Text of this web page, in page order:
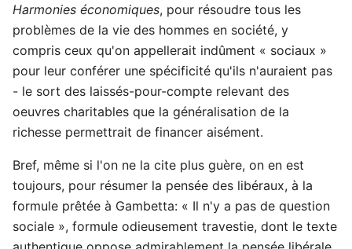
Harmonies économiques, pour résoudre tous les
problèmes de la vie des hommes en société, y
compris ceux qu'on appellerait indûment « sociaux »
pour leur conférer une spécificité qu'ils n'auraient pas
- le sort des laissés-pour-compte relevant des
oeuvres charitables que la généralisation de la
richesse permettrait de financer aisément.
Bref, même si l'on ne la cite plus guère, on en est
toujours, pour résumer la pensée des libéraux, à la
formule prêtée à Gambetta: « Il n'y a pas de question
sociale », formule odieusement travestie, dont le texte